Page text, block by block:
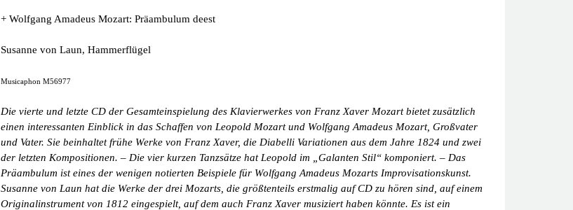
+ Wolfgang Amadeus Mozart: Präambulum deest
Susanne von Laun, Hammerflügel
Musicaphon M56977
Die vierte und letzte CD der Gesamteinspielung des Klavierwerkes von Franz Xaver Mozart bietet zusätzlich
einen interessanten Einblick in das Schaffen von Leopold Mozart und Wolfgang Amadeus Mozart, Großvater
und Vater. Sie beinhaltet frühe Werke von Franz Xaver, die Diabelli Variationen aus dem Jahre 1824 und zwei
der letzten Kompositionen. – Die vier kurzen Tanzsätze hat Leopold im „Galanten Stil“ komponiert. – Das
Präambulum ist eines der wenigen notierten Beispiele für Wolfgang Amadeus Mozarts Improvisationskunst.
Susanne von Laun hat die Werke der drei Mozarts, die größtenteils erstmalig auf CD zu hören sind, auf einem
Originalinstrument von 1812 eingespielt, auf dem auch Franz Xaver musiziert haben könnte. Es ist ein